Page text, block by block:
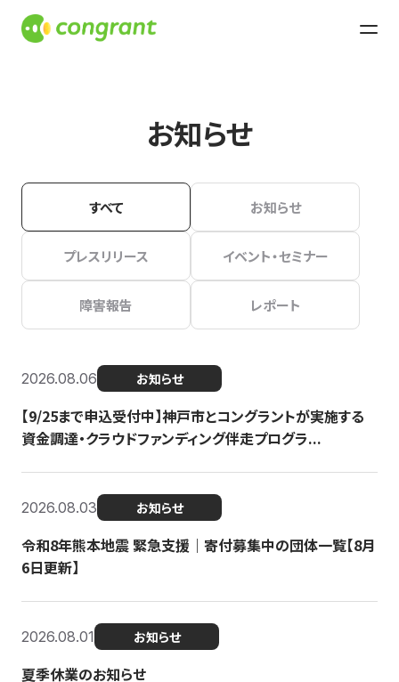
お知らせ
すべて お知らせ
プレスリリース イベント・セミナー
障害報告 レポート
2026.08.06 お知らせ
【9/25まで申込受付中】神戸市とコングラントが実施する
資金調達・クラウドファンディング伴走プログラ...
2026.08.03 お知らせ
令和8年熊本地震 緊急支援｜寄付募集中の団体一覧【8月
6日更新】
2026.08.01 お知らせ
夏季休業のお知らせ